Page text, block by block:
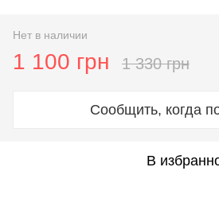
Нет в наличии
1 100 грн 1 330 грн
Сообщить, когда
В